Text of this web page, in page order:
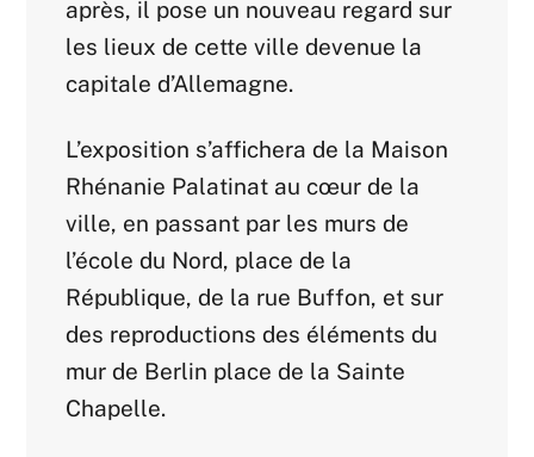
après, il pose un nouveau regard sur
les lieux de cette ville devenue la
capitale d’Allemagne.
L’exposition s’affichera de la Maison
Rhénanie Palatinat au cœur de la
ville, en passant par les murs de
l’école du Nord, place de la
République, de la rue Buffon, et sur
des reproductions des éléments du
mur de Berlin place de la Sainte
Chapelle.